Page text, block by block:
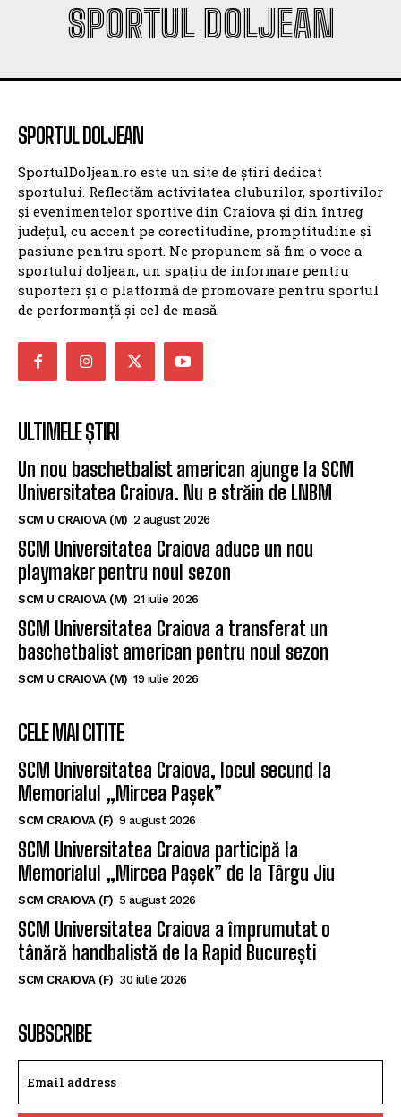
SPORTUL DOLJEAN
SPORTUL DOLJEAN
SportulDoljean.ro este un site de știri dedicat
sportului. Reflectăm activitatea cluburilor, sportivilor
și evenimentelor sportive din Craiova și din întreg
județul, cu accent pe corectitudine, promptitudine și
pasiune pentru sport. Ne propunem să fim o voce a
sportului doljean, un spațiu de informare pentru
suporteri și o platformă de promovare pentru sportul
de performanță și cel de masă.
ULTIMELE ȘTIRI
Un nou baschetbalist american ajunge la SCM
Universitatea Craiova. Nu e străin de LNBM
SCM U CRAIOVA (M) 2 august 2026
SCM Universitatea Craiova aduce un nou
playmaker pentru noul sezon
SCM U CRAIOVA (M) 21 iulie 2026
SCM Universitatea Craiova a transferat un
baschetbalist american pentru noul sezon
SCM U CRAIOVA (M) 19 iulie 2026
CELE MAI CITITE
SCM Universitatea Craiova, locul secund la
Memorialul „Mircea Pașek”
SCM CRAIOVA (F) 9 august 2026
SCM Universitatea Craiova participă la
Memorialul „Mircea Pașek” de la Târgu Jiu
SCM CRAIOVA (F) 5 august 2026
SCM Universitatea Craiova a împrumutat o
tânără handbalistă de la Rapid București
SCM CRAIOVA (F) 30 iulie 2026
SUBSCRIBE